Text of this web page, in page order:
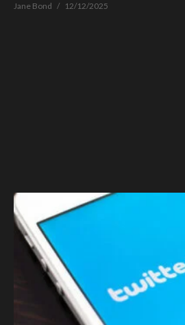
Jane Bond 12/12/2025